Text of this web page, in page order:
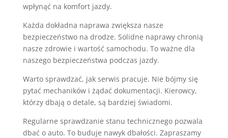
wpłynąć na komfort jazdy.
Każda dokładna naprawa zwiększa nasze
bezpieczeństwo na drodze. Solidne naprawy chronią
nasze zdrowie i wartość samochodu. To ważne dla
naszego bezpieczeństwa podczas jazdy.
Warto sprawdzać, jak serwis pracuje. Nie bójmy się
pytać mechaników i żądać dokumentacji. Kierowcy,
którzy dbają o detale, są bardziej świadomi.
Regularne sprawdzanie stanu technicznego pozwala
dbać o auto. To buduje nawyk dbałości. Zapraszamy